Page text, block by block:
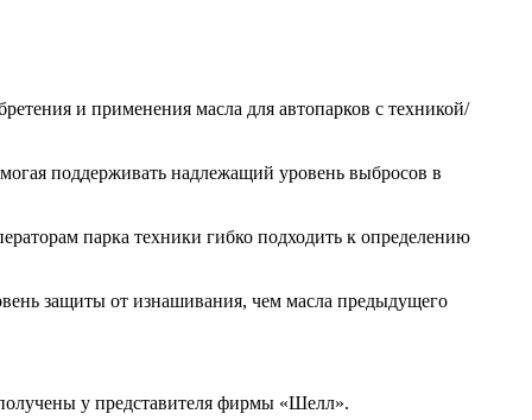
и применения масла для автопарков с техникой/
поддерживать надлежащий уровень выбросов в
парка техники гибко подходить к определению
защиты от изнашивания, чем масла предыдущего
у представителя фирмы «Шелл».